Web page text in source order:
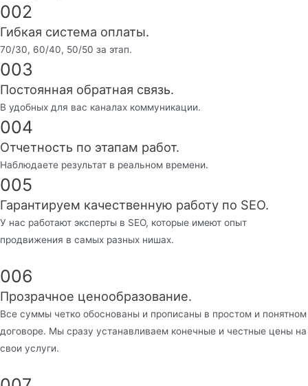
002
Гибкая система оплаты.
70/30, 60/40, 50/50 за этап.
003
Постоянная обратная связь.
В удобных для вас каналах коммуникации.
004
Отчетность по этапам работ.
Наблюдаете результат в реальном времени.
005
Гарантируем качественную работу по SEO.
У нас работают эксперты в SEO, которые имеют опыт
продвижения в самых разных нишах.
006
Прозрачное ценообразование.
Все суммы четко обоснованы и прописаны в простом и понятном
договоре. Мы сразу устанавливаем конечные и честные цены на
свои услуги.